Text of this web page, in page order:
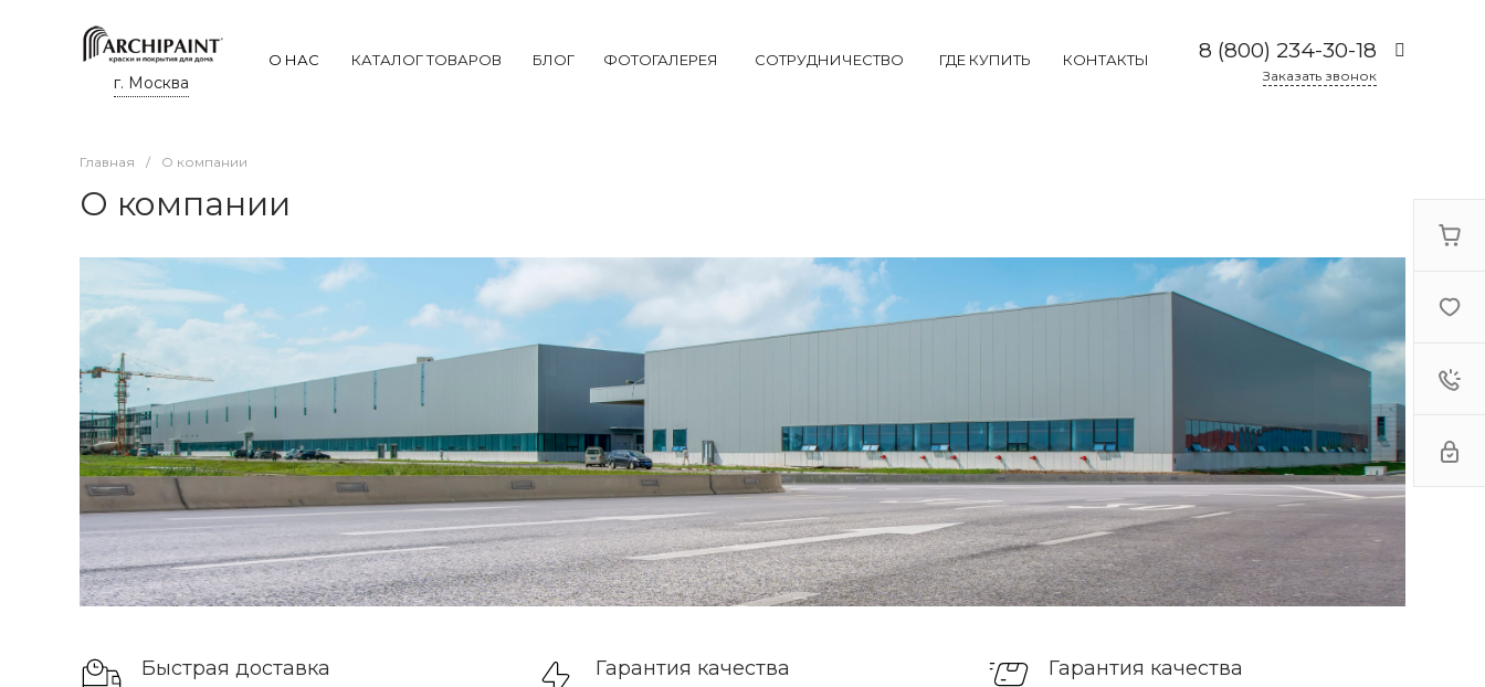
г. Москва
О НАС КАТАЛОГ ТОВАРОВ БЛОГ ФОТОГАЛЕРЕЯ СОТРУДНИЧЕСТВО ГДЕ КУПИТЬ КОНТАКТЫ 8 (800) 234-30-18
Заказать звонок
Главная / О компании
О компании
Быстрая доставка Гарантия качества Гарантия качества